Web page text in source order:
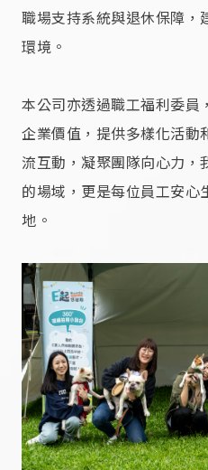
職場支持系統與退休保障，
環境。
本公司亦透過職工福利委
企業價值，提供多樣化活動
流互動，凝聚團隊向心力
的場域，更是每位員工安心
地。